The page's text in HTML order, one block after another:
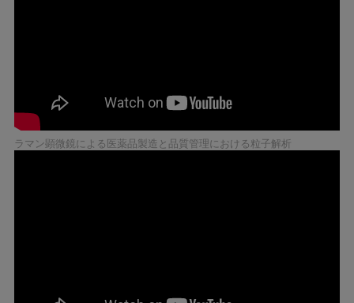
ラマン顕微鏡による医薬品製造と品質管理における粒子解析